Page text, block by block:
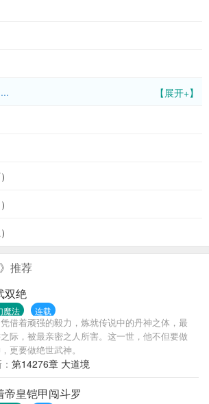
【展开+】
推荐
双绝
魔法 连载
借着顽强的毅力，炼就传说中的丹神之体，最
际，被最亲密之人所害。这一世，他不但要做
更要做绝世武神。
第14276章 大道境
帝皇铠甲闯斗罗